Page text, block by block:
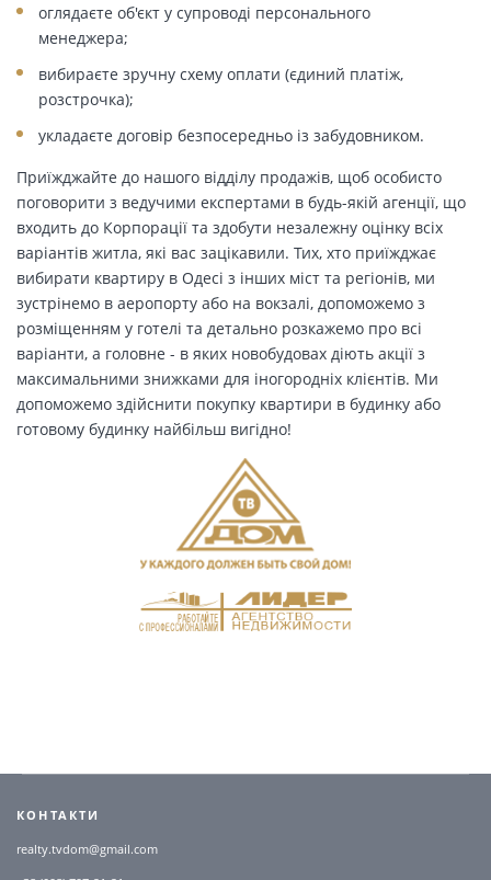
оглядаєте об'єкт у супроводі персонального
менеджера;
вибираєте зручну схему оплати (єдиний платіж,
розстрочка);
укладаєте договір безпосередньо із забудовником.
Приїжджайте до нашого відділу продажів, щоб особисто
поговорити з ведучими експертами в будь-якій агенції, що
входить до Корпорації та здобути незалежну оцінку всіх
варіантів житла, які вас зацікавили. Тих, хто приїжджає
вибирати квартиру в Одесі з інших міст та регіонів, ми
зустрінемо в аеропорту або на вокзалі, допоможемо з
розміщенням у готелі та детально розкажемо про всі
варіанти, а головне - в яких новобудовах діють акції з
максимальними знижками для іногородніх клієнтів. Ми
допоможемо здійснити покупку квартири в будинку або
готовому будинку найбільш вигідно!
КОНТАКТИ
realty.tvdom@gmail.com